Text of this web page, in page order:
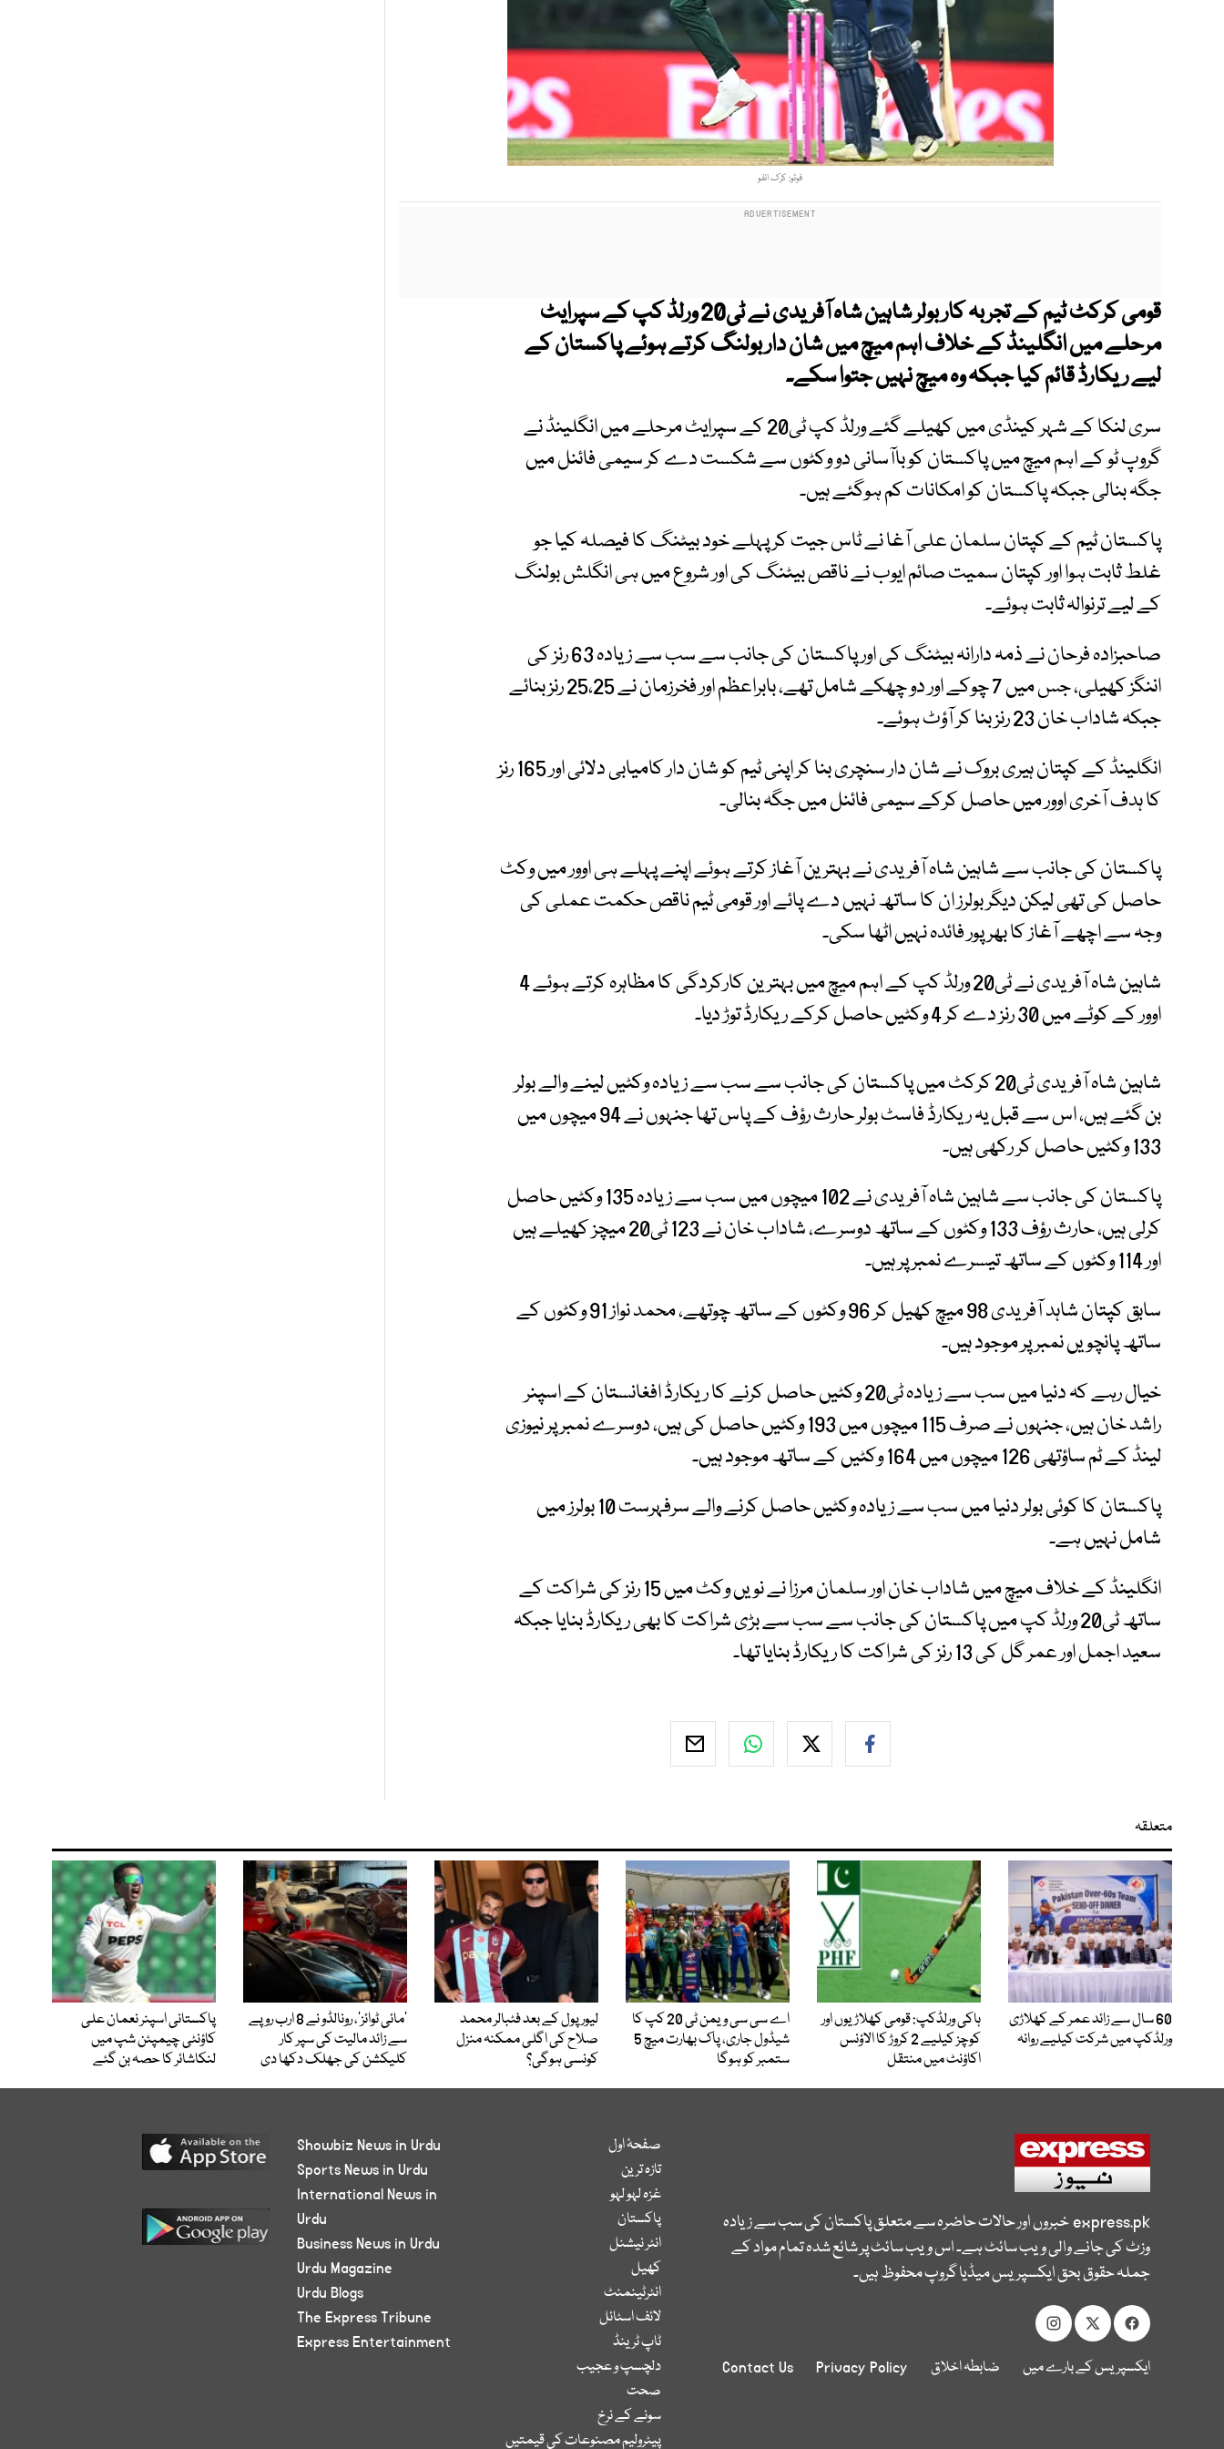
فوٹو: کرک انفو
قومی کرکٹ ٹیم کے تجربہ کار بولر شاہین شاہ آفریدی نے ٹی20 ورلڈ کپ کے سپرایٹ
مرحلے میں انگلینڈ کے خلاف اہم میچ میں شان دار بولنگ کرتے ہوئے پاکستان کے
لیے ریکارڈ قائم کیا جبکہ وہ میچ نہیں جتوا سکے۔
سری لنکا کے شہر کینڈی میں کھیلے گئے ورلڈ کپ ٹی20 کے سپرایٹ مرحلے میں انگلینڈ نے
گروپ ٹو کے اہم میچ میں پاکستان کو باآسانی دو وکٹوں سے شکست دے کر سیمی فائنل میں
جگہ بنالی جبکہ پاکستان کو امکانات کم ہوگئے ہیں۔
پاکستان ٹیم کے کپتان سلمان علی آغا نے ٹاس جیت کر پہلے خود بیٹنگ کا فیصلہ کیا جو
غلط ثابت ہوا اور کپتان سمیت صائم ایوب نے ناقص بیٹنگ کی اور شروع میں ہی انگلش بولنگ
کے لیے ترنوالہ ثابت ہوئے۔
صاحبزادہ فرحان نے ذمہ دارانہ بیٹنگ کی اور پاکستان کی جانب سے سب سے زیادہ 63 رنز کی
اننگز کھیلی، جس میں 7 چوکے اور دو چھکے شامل تھے، بابراعظم اور فخرزمان نے 25،25 رنز بنائے
جبکہ شاداب خان 23 رنز بنا کر آؤٹ ہوئے۔
انگلینڈ کے کپتان ہیری بروک نے شان دار سنچری بنا کر اپنی ٹیم کو شان دار کامیابی دلائی اور 165 رنز
کا ہدف آخری اوور میں حاصل کرکے سیمی فائنل میں جگہ بنالی۔
پاکستان کی جانب سے شاہین شاہ آفریدی نے بہترین آغاز کرتے ہوئے اپنے پہلے ہی اوور میں وکٹ
حاصل کی تھی لیکن دیگر بولرز ان کا ساتھ نہیں دے پائے اور قومی ٹیم ناقص حکمت عملی کی
وجہ سے اچھے آغاز کا بھرپور فائدہ نہیں اٹھا سکی۔
شاہین شاہ آفریدی نے ٹی20 ورلڈ کپ کے اہم میچ میں بہترین کارکردگی کا مظاہرہ کرتے ہوئے 4
اوور کے کوٹے میں 30 رنز دے کر 4 وکٹیں حاصل کرکے ریکارڈ توڑ دیا۔
شاہین شاہ آفریدی ٹی20 کرکٹ میں پاکستان کی جانب سے سب سے زیادہ وکٹیں لینے والے بولر
بن گئے ہیں، اس سے قبل یہ ریکارڈ فاسٹ بولر حارث رؤف کے پاس تھا جنہوں نے 94 میچوں میں
133 وکٹیں حاصل کر رکھی ہیں۔
پاکستان کی جانب سے شاہین شاہ آفریدی نے 102 میچوں میں سب سے زیادہ 135 وکٹیں حاصل
کرلی ہیں، حارث رؤف 133 وکٹوں کے ساتھ دوسرے، شاداب خان نے 123 ٹی20 میچز کھیلے ہیں
اور 114 وکٹوں کے ساتھ تیسرے نمبر پر ہیں۔
سابق کپتان شاہد آفریدی 98 میچ کھیل کر 96 وکٹوں کے ساتھ چوتھے، محمد نواز 91 وکٹوں کے
ساتھ پانچویں نمبر پر موجود ہیں۔
خیال رہے کہ دنیا میں سب سے زیادہ ٹی20 وکٹیں حاصل کرنے کا ریکارڈ افغانستان کے اسپنر
راشد خان ہیں، جنہوں نے صرف 115 میچوں میں 193 وکٹیں حاصل کی ہیں، دوسرے نمبر پر نیوزی
لینڈ کے ٹم ساؤتھی 126 میچوں میں 164 وکٹیں کے ساتھ موجود ہیں۔
پاکستان کا کوئی بولر دنیا میں سب سے زیادہ وکٹیں حاصل کرنے والے سرفہرست 10 بولرز میں
شامل نہیں ہے۔
انگلینڈ کے خلاف میچ میں شاداب خان اور سلمان مرزا نے نویں وکٹ میں 15 رنز کی شراکت کے
ساتھ ٹی20 ورلڈ کپ میں پاکستان کی جانب سے سب سے بڑی شراکت کا بھی ریکارڈ بنایا جبکہ
سعید اجمل اور عمر گل کی 13 رنز کی شراکت کا ریکارڈ بنایا تھا۔
متعلقہ
60 سال سے زائد عمر کے کھلاڑی
ورلڈکپ میں شرکت کیلیے روانہ
ہاکی ورلڈکپ: قومی کھلاڑیوں اور
کوچز کیلیے 2 کروڑ کا الاؤنس
اکاؤنٹ میں منتقل
اے سی سی ویمن ٹی 20 کپ کا
شیڈول جاری، پاک بھارت میچ 5
ستمبر کو ہوگا
لیور پول کے بعد فٹبالر محمد
صلاح کی اگلی ممکنہ منزل
کونسی ہوگی؟
’مائی ٹوائز‘، رونالڈو نے 8 ارب روپے
سے زائد مالیت کی سپر کار
کلیکشن کی جھلک دکھا دی
پاکستانی اسپنر نعمان علی
کاؤنٹی چیمپئن شپ میں
لنکاشائر کا حصہ بن گئے
express.pkخبروں اور حالات حاضرہ سے متعلق پاکستان کی سب سے زیادہ
وزٹ کی جانے والی ویب سائٹ ہے۔ اس ویب سائٹ پر شائع شدہ تمام مواد کے
جملہ حقوق بحق ایکسپریس میڈیا گروپ محفوظ ہیں۔
ایکسپریس کے بارے میں ضابطہ اخلاق Privacy Policy
Contact Us
صفحۂ اول
تازہ ترین
غزہ لہو لہو
پاکستان
انٹر نیشنل
کھیل
انٹرٹینمنٹ
لائف اسٹائل
ٹاپ ٹرینڈ
دلچسپ و عجیب
صحت
سونے کے نرخ
پیٹرولیم مصنوعات کی قیمتیں
Showbiz News in Urdu
Sports News in Urdu
International News in
Urdu
Business News in Urdu
Urdu Magazine
Urdu Blogs
The Express Tribune
Express Entertainment